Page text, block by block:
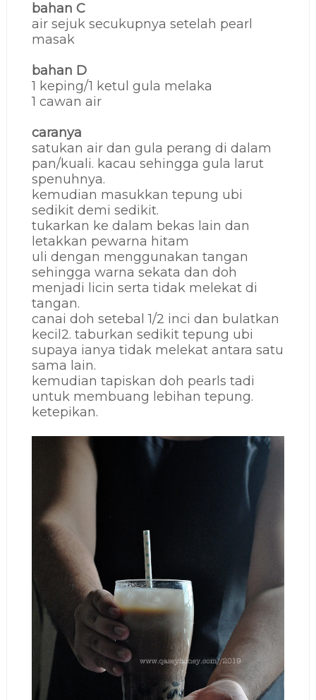
bahan C
air sejuk secukupnya setelah pearl
masak
bahan D
1 keping/1 ketul gula melaka
1 cawan air
caranya
satukan air dan gula perang di dalam
pan/kuali. kacau sehingga gula larut
spenuhnya.
kemudian masukkan tepung ubi
sedikit demi sedikit.
tukarkan ke dalam bekas lain dan
letakkan pewarna hitam
uli dengan menggunakan tangan
sehingga warna sekata dan doh
menjadi licin serta tidak melekat di
tangan.
canai doh setebal 1/2 inci dan bulatkan
kecil2. taburkan sedikit tepung ubi
supaya ianya tidak melekat antara satu
sama lain.
kemudian tapiskan doh pearls tadi
untuk membuang lebihan tepung.
ketepikan.